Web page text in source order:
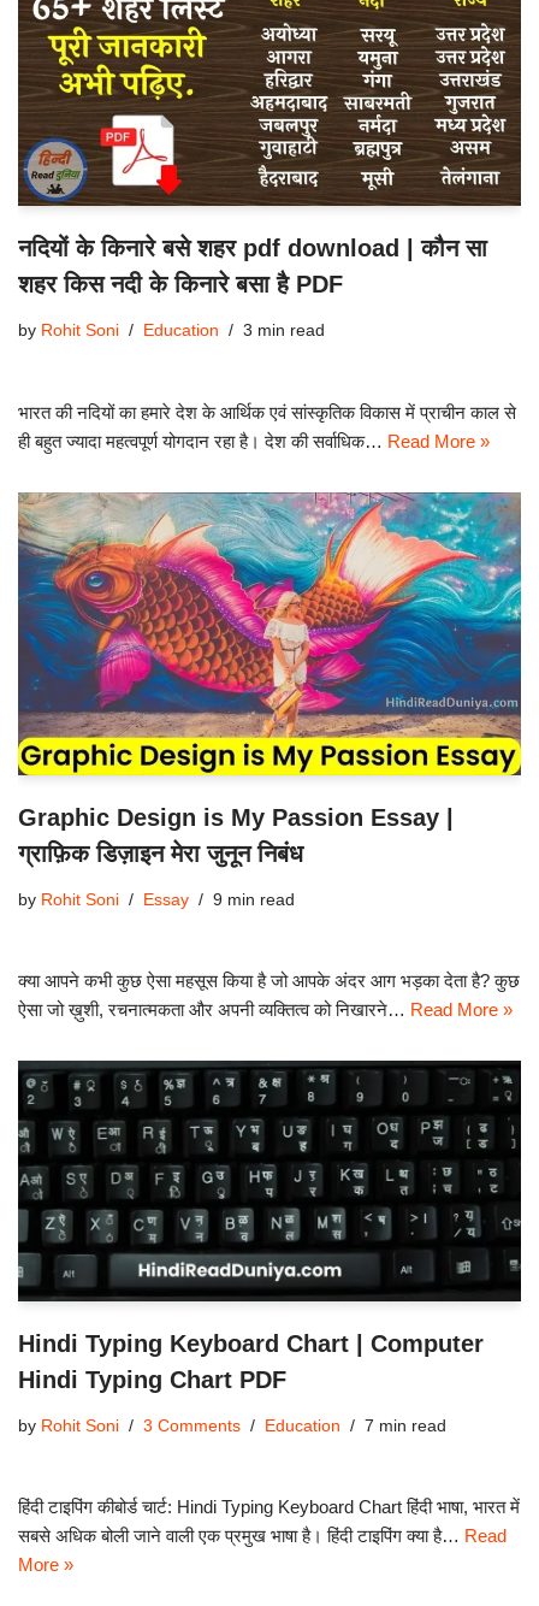
नदियों के किनारे बसे शहर pdf download | कौन सा
शहर किस नदी के किनारे बसा है PDF
by Rohit Soni Education 3 min read
भारत की नदियों का हमारे देश के आर्थिक एवं सांस्कृतिक विकास में प्राचीन काल से
ही बहुत ज्यादा महत्वपूर्ण योगदान रहा है। देश की सर्वाधिक… Read More »
Graphic Design is My Passion Essay |
ग्राफ़िक डिज़ाइन मेरा जुनून निबंध
by Rohit Soni Essay 9 min read
क्या आपने कभी कुछ ऐसा महसूस किया है जो आपके अंदर आग भड़का देता है? कुछ
ऐसा जो ख़ुशी, रचनात्मकता और अपनी व्यक्तित्व को निखारने… Read More »
Hindi Typing Keyboard Chart | Computer
Hindi Typing Chart PDF
by Rohit Soni 3 Comments Education 7 min read
हिंदी टाइपिंग कीबोर्ड चार्ट: Hindi Typing Keyboard Chart हिंदी भाषा, भारत में
सबसे अधिक बोली जाने वाली एक प्रमुख भाषा है। हिंदी टाइपिंग क्या है… Read
More »